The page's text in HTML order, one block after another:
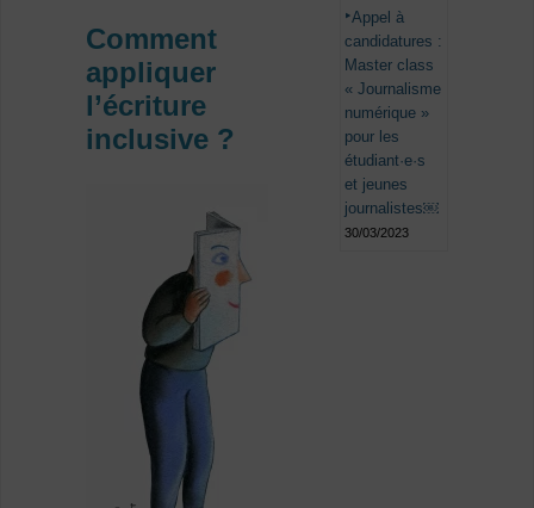
Comment
appliquer
l’écriture
inclusive ?
Appel à
candidatures :
Master class
« Journalisme
numérique »
pour les
étudiant·e·s
et jeunes
journalistes￼
30/03/2023